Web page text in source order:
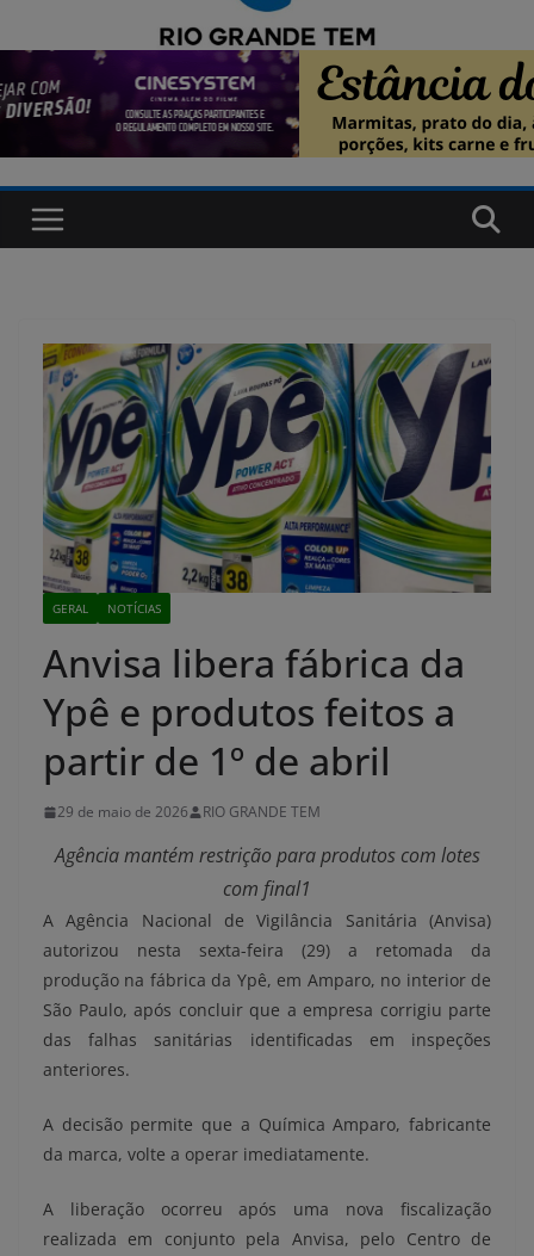
GERAL NOTÍCIAS
Anvisa libera fábrica da
Ypê e produtos feitos a
partir de 1º de abril
29 de maio de 2026 RIO GRANDE TEM
Agência mantém restrição para produtos com lotes
com final1
A Agência Nacional de Vigilância Sanitária (Anvisa)
autorizou nesta sexta-feira (29) a retomada da
produção na fábrica da Ypê, em Amparo, no interior de
São Paulo, após concluir que a empresa corrigiu parte
das falhas sanitárias identificadas em inspeções
anteriores.
A decisão permite que a Química Amparo, fabricante
da marca, volte a operar imediatamente.
A liberação ocorreu após uma nova fiscalização
realizada em conjunto pela Anvisa, pelo Centro de